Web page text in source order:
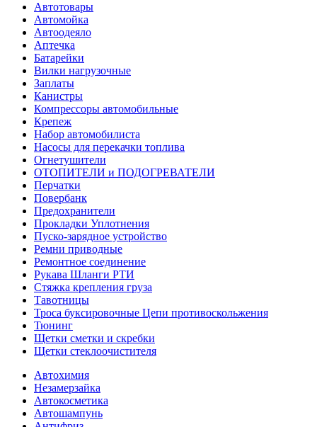
Автотовары
Автомойка
Автоодеяло
Аптечка
Батарейки
Вилки нагрузочные
Заплаты
Канистры
Компрессоры автомобильные
Крепеж
Набор автомобилиста
Насосы для перекачки топлива
Огнетушители
ОТОПИТЕЛИ и ПОДОГРЕВАТЕЛИ
Перчатки
Повербанк
Предохранители
Прокладки Уплотнения
Пуско-зарядное устройство
Ремни приводные
Ремонтное соединение
Рукава Шланги РТИ
Стяжка крепления груза
Тавотницы
Троса буксировочные Цепи противоскольжения
Тюнинг
Щетки сметки и скребки
Щетки стеклоочистителя
Автохимия
Незамерзайка
Автокосметика
Автошампунь